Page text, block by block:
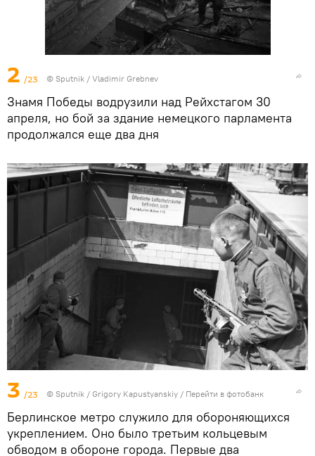
2 /23 © Sputnik / Vladimir Grebnev
Знамя Победы водрузили над Рейхстагом 30
апреля, но бой за здание немецкого парламента
продолжался еще два дня
3 /23 © Sputnik / Grigory Kapustyanskiy / Перейти в фотобанк
Берлинское метро служило для обороняющихся
укреплением. Оно было третьим кольцевым
обводом в обороне города. Первые два